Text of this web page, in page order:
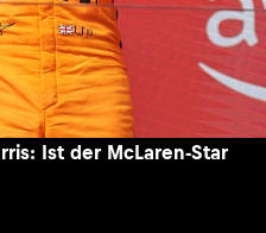
Ist der McLaren-Star